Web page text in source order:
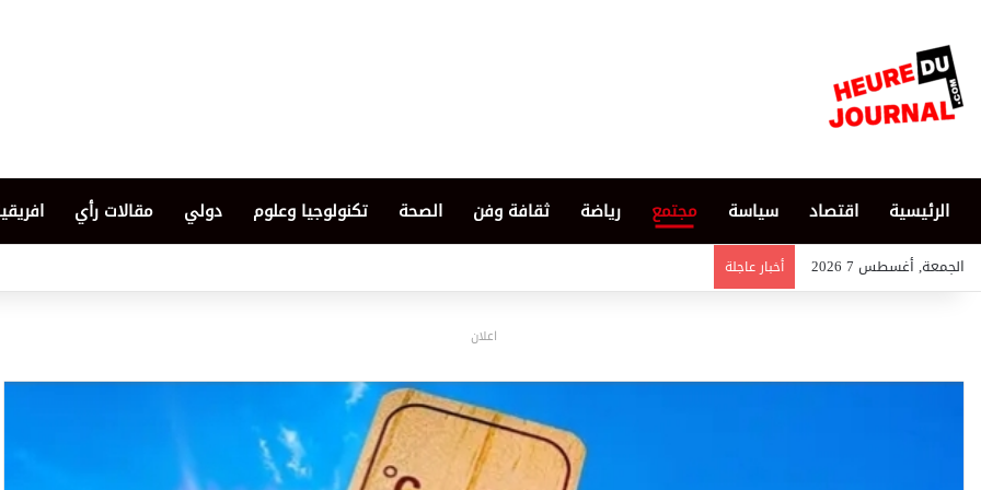
الرئيسية اقتصاد سياسة مجتمع رياضة ثقافة وفن الصحة تكنولوجيا وعلوم دولي مقالات رأي
الجمعة, أغسطس 7 2026 أخبار عاجلة
اعلان